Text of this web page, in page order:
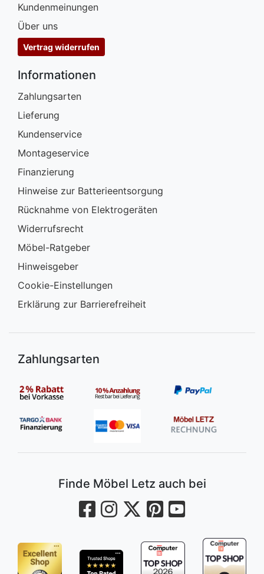
Kundenmeinungen
Über uns
Vertrag widerrufen
Informationen
Zahlungsarten
Lieferung
Kundenservice
Montageservice
Finanzierung
Hinweise zur Batterieentsorgung
Rücknahme von Elektrogeräten
Widerrufsrecht
Möbel-Ratgeber
Hinweisgeber
Cookie-Einstellungen
Erklärung zur Barrierefreiheit
Zahlungsarten
Finde Möbel Letz auch bei